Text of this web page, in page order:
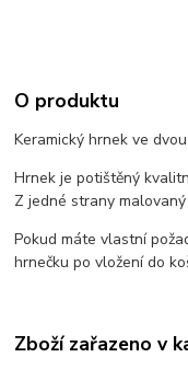
O produktu
Keramický hrnek ve
Hrnek je potištěný
Z jedné strany
Pokud máte vlastní
hrnečku po vložení do
Zboží zařazeno v